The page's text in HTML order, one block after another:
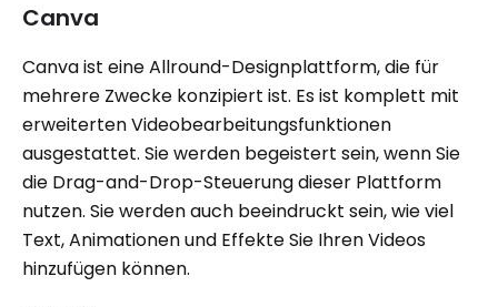
Canva
Canva ist eine Allround-Designplattform, die für
mehrere Zwecke konzipiert ist. Es ist komplett mit
erweiterten Videobearbeitungsfunktionen
ausgestattet. Sie werden begeistert sein, wenn Sie
die Drag-and-Drop-Steuerung dieser Plattform
nutzen. Sie werden auch beeindruckt sein, wie viel
Text, Animationen und Effekte Sie Ihren Videos
hinzufügen können.